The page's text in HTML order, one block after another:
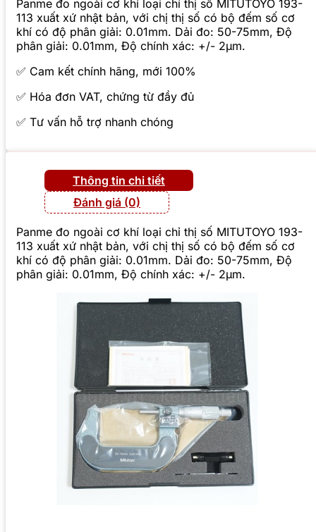
Panme đo ngoài cơ khí loại chỉ thị số MITUTOYO 193-
113 xuất xứ nhật bản, với chị thị số có bộ đếm số cơ
khí có độ phân giải: 0.01mm. Dải đo: 50-75mm, Độ
phân giải: 0.01mm, Độ chính xác: +/- 2µm.
✅ Cam kết chính hãng, mới 100%
✅ Hóa đơn VAT, chứng từ đầy đủ
✅ Tư vấn hỗ trợ nhanh chóng
Thông tin chi tiết
Đánh giá (0)
Panme đo ngoài cơ khí loại chỉ thị số MITUTOYO 193-
113 xuất xứ nhật bản, với chị thị số có bộ đếm số cơ
khí có độ phân giải: 0.01mm. Dải đo: 50-75mm, Độ
phân giải: 0.01mm, Độ chính xác: +/- 2µm.